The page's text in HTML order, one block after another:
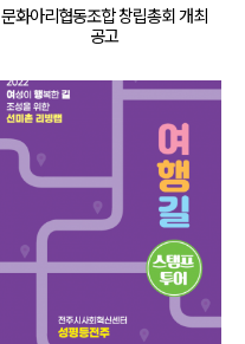
문화아리협동조합 창립총회 개최
공고